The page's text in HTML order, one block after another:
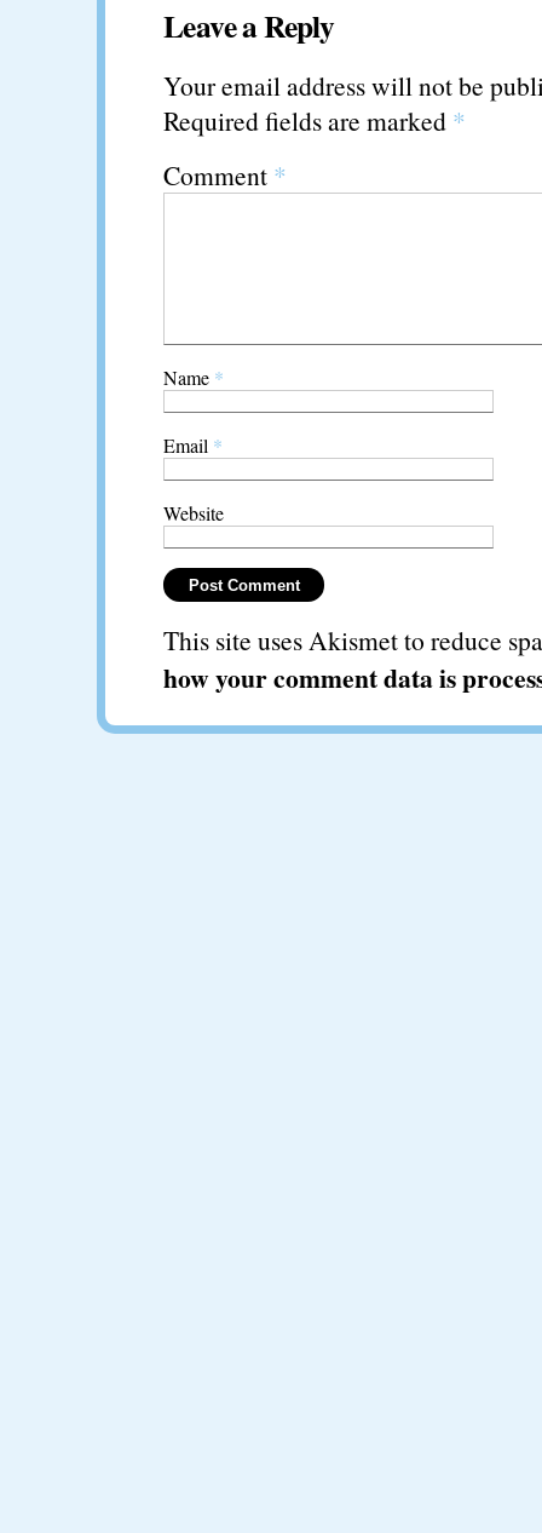
Leave a Reply
Your email address will not be
Required fields are marked *
Comment *
Name *
Email *
Website
This site uses Akismet to reduce
how your comment data is